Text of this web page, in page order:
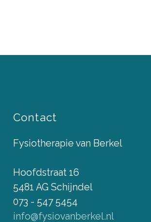
Contact
Fysiotherapie van Berkel
Hoofdstraat 16
5481 AG Schijndel
073 - 547 5454
info@fysiovanberkel.nl